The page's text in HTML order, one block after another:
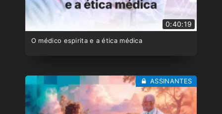
0:40:19
O médico espirita e a ética médica
ASSINANTES